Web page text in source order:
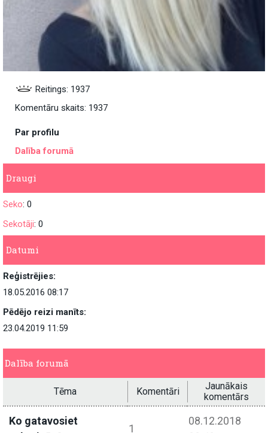
Reitings: 1937
Komentāru skaits: 1937
Par profilu
Dalība forumā
Draugi
Seko: 0
Sekotāji: 0
Datumi
Reģistrējies:
18.05.2016 08:17
Pēdējo reizi manīts:
23.04.2019 11:59
Dalība forumā
Tēma Komentāri
Jaunākais
komentārs
Ko gatavosiet
1
08.12.2018